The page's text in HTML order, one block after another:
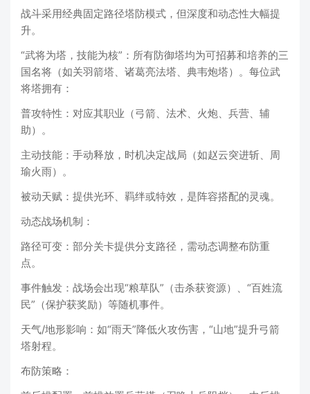
战斗采用经典固定路径塔防模式，但深度和动态性大幅提
升。
“武将为塔，技能为核”：所有防御塔均为可招募和培养的三
国名将（如关羽箭塔、诸葛亮法塔、典韦炮塔）。每位武
将塔拥有：
普攻特性：对应其职业（弓箭、法术、火炮、兵营、辅
助）。
主动技能：手动释放，时机决定战局（如赵云突进斩、周
瑜火雨）。
被动天赋：提供光环、羁绊或特效，是阵容搭配的灵魂。
动态战场机制：
路径可变：部分关卡提供分支路径，需动态调整布防重
点。
事件触发：战场会出现“粮草队”（击杀获资源）、“百姓流
民”（保护获奖励）等随机事件。
天气/地形影响：如“雨天”降低火攻伤害，“山地”提升弓箭
塔射程。
布防策略：